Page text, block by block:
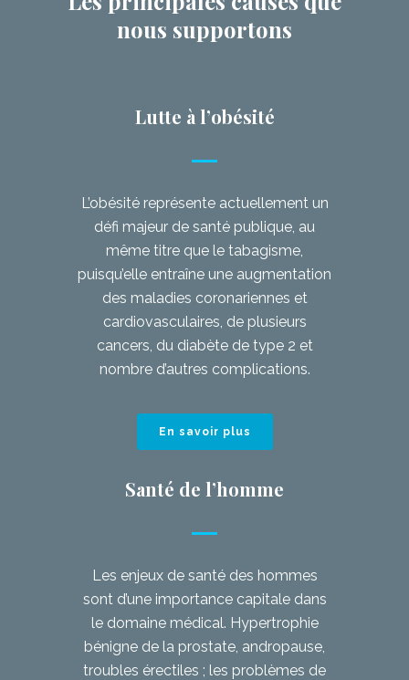
nous supportons
Lutte à l’obésité
L’obésité représente actuellement un
défi majeur de santé publique, au
même titre que le tabagisme,
puisqu’elle entraîne une augmentation
des maladies coronariennes et
cardiovasculaires, de plusieurs
cancers, du diabète de type 2 et
nombre d’autres complications.
En savoir plus
Santé de l’homme
Les enjeux de santé des hommes
sont d’une importance capitale dans
le domaine médical. Hypertrophie
bénigne de la prostate, andropause,
troubles érectiles ; les problèmes de